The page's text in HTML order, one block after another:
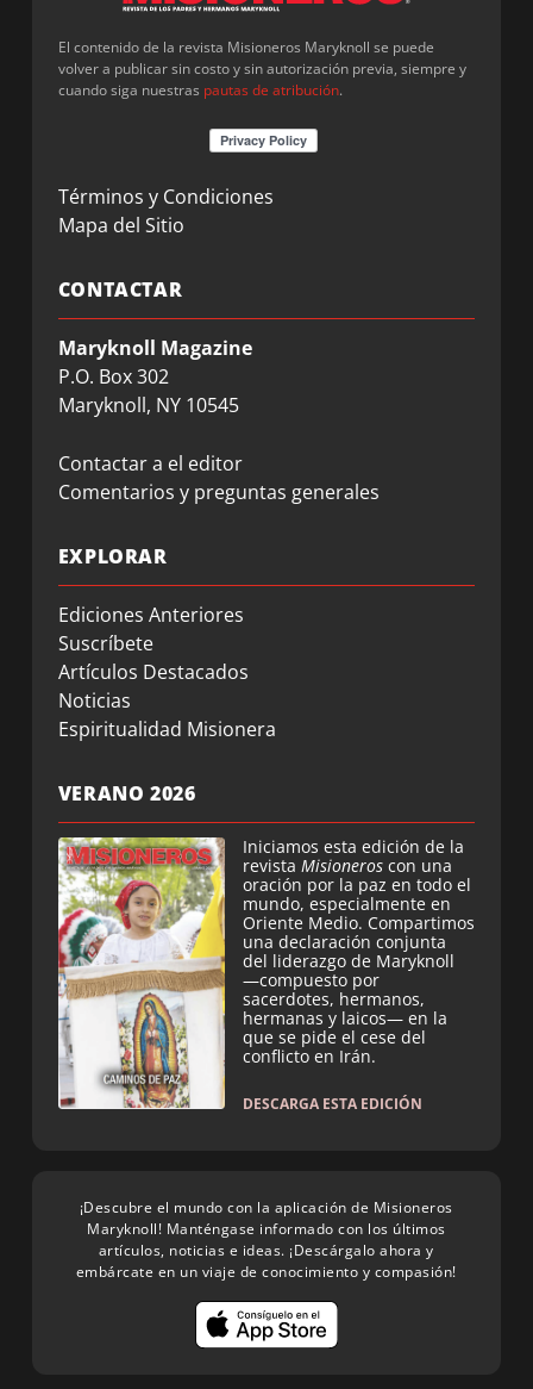
El contenido de la revista Misioneros Maryknoll se puede
volver a publicar sin costo y sin autorización previa, siempre y
cuando siga nuestras pautas de atribución.
Términos y Condiciones
Mapa del Sitio
CONTACTAR
Maryknoll Magazine
P.O. Box 302
Maryknoll, NY 10545
Contactar a el editor
Comentarios y preguntas generales
EXPLORAR
Ediciones Anteriores
Suscríbete
Artículos Destacados
Noticias
Espiritualidad Misionera
VERANO 2026
Iniciamos esta edición de la
revista Misioneros con una
oración por la paz en todo el
mundo, especialmente en
Oriente Medio. Compartimos
una declaración conjunta
del liderazgo de Maryknoll
—compuesto por
sacerdotes, hermanos,
hermanas y laicos— en la
que se pide el cese del
conflicto en Irán.
DESCARGA ESTA EDICIÓN
¡Descubre el mundo con la aplicación de Misioneros
Maryknoll! Manténgase informado con los últimos
artículos, noticias e ideas. ¡Descárgalo ahora y
embárcate en un viaje de conocimiento y compasión!